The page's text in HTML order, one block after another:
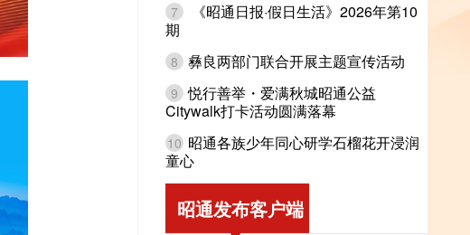
7
《昭通日报·假日生活》2026年第10
期
8 彝良两部门联合开展主题宣传活动
9 悦行善举・爱满秋城昭通公益
Citywalk打卡活动圆满落幕
10 昭通各族少年同心研学石榴花开浸润
童心
昭通发布客户端